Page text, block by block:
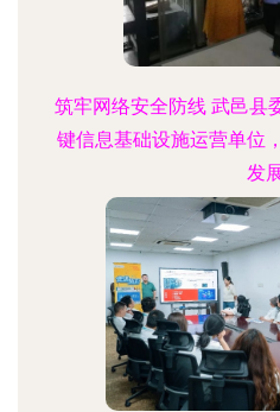
筑牢网络安全防线 武邑县
键信息基础设施运营单位
发